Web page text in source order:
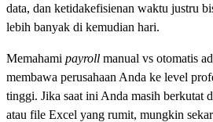
data, dan ketidakefisienan waktu justru
lebih banyak di kemudian hari.
Memahami payroll manual vs otomatis
membawa perusahaan Anda ke level
tinggi. Jika saat ini Anda masih berkutat
atau file Excel yang rumit, mungkin